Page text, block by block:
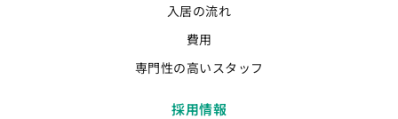
入居の流れ
費用
専門性の高いスタッフ
採用情報